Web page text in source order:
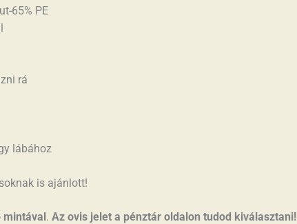
65% PE
rá
lábához
is ajánlott!
mintával. Az ovis jelet a pénztár oldalon tudod kiválasztani!